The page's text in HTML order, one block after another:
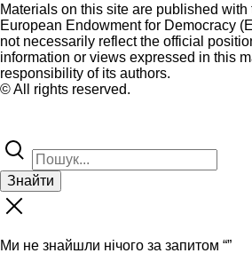
Materials on this site are published with
European Endowment for Democracy
not necessarily reflect the official
information or views expressed in this
responsibility of its authors.
© All rights reserved.
Знайти
Ми не знайшли нічого за запитом “”